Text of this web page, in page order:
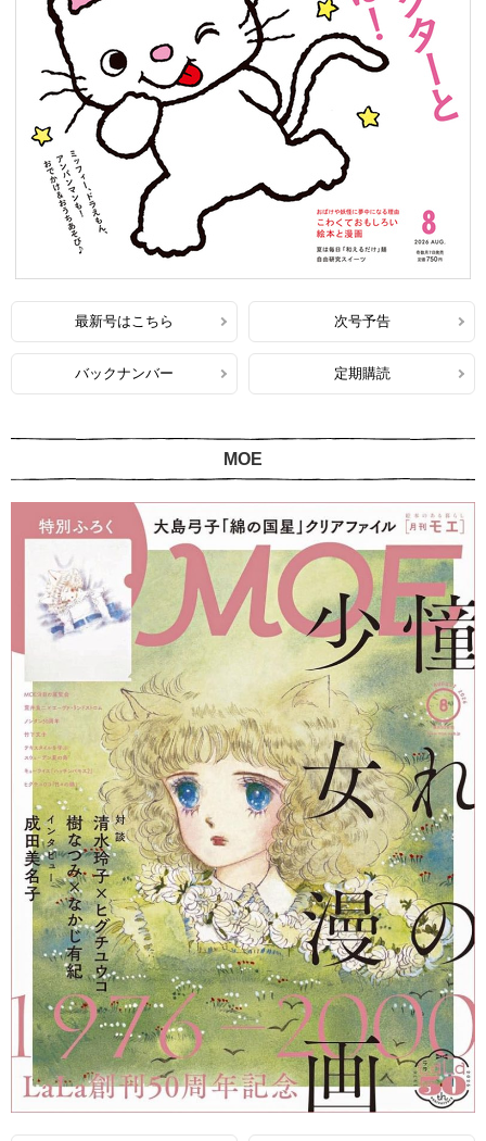
最新号はこちら 次号予告
バックナンバー 定期購読
MOE